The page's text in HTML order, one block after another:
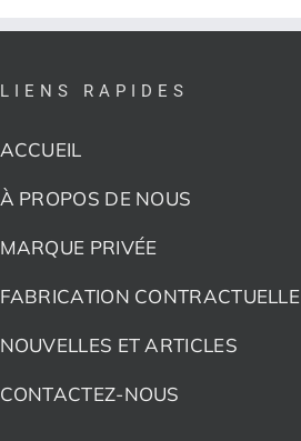
LIENS RAPIDES
ACCUEIL
À PROPOS DE NOUS
MARQUE PRIVÉE
FABRICATION CONTRACTUELLE
NOUVELLES ET ARTICLES
CONTACTEZ-NOUS